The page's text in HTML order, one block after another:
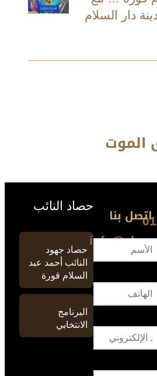
دار السلام
الموت
اتصل بنا حصاد النائب
حصاد جهود
النائب أحمد عبد
السلام قورة
البرنامج
الانتخابي